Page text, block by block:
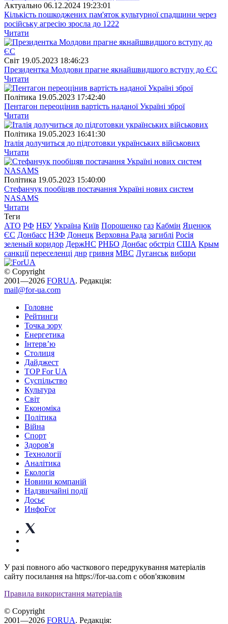
Актуально 06.12.2024 19:23:01
Кількість пошкоджених пам'яток культурної спадщини через
російську агресію зросла до 1222
Читати
Свiт 19.05.2023 18:46:23
Президентка Молдови прагне якнайшвидшого вступу до ЄС
Читати
Полiтика 19.05.2023 17:42:40
Пентагон переоцінив вартість наданої Україні зброї
Читати
Полiтика 19.05.2023 16:41:30
Італія долучиться до підготовки українських військових
Читати
Полiтика 19.05.2023 15:40:00
Стефанчук пообіцяв постачання Україні нових систем
NASAMS
Читати
Теги
АТО РФ НБУ Україна Київ Порошенко газ Кабмін Яценюк
ЄС Донбасс НЗФ Донецк Верховна Рада загиблі Росія
зеленый коридор ДержНС РНБО Донбас обстріл США Крым
санкції переселенці днр гривня МВС Луганськ вибори
© Copyright
2001—2026 FORUA. Редакція:
mail@for-ua.com
Головне
Рейтинги
Точка зору
Енергетика
Інтерв’ю
Столиця
Дайджест
TOP For UA
Суспiльство
Культура
Світ
Економіка
Політика
Війна
Спорт
Здоров'я
Технології
Аналітика
Екологія
Новини компаній
Надзвичайні події
Досьє
ИнфоFor
У разі повного або часткового передрукування матеріалів
сайту посилання на https://for-ua.com є обов'язковим
Правила використання матеріалів
© Copyright
2001—2026 FORUA. Редакція: